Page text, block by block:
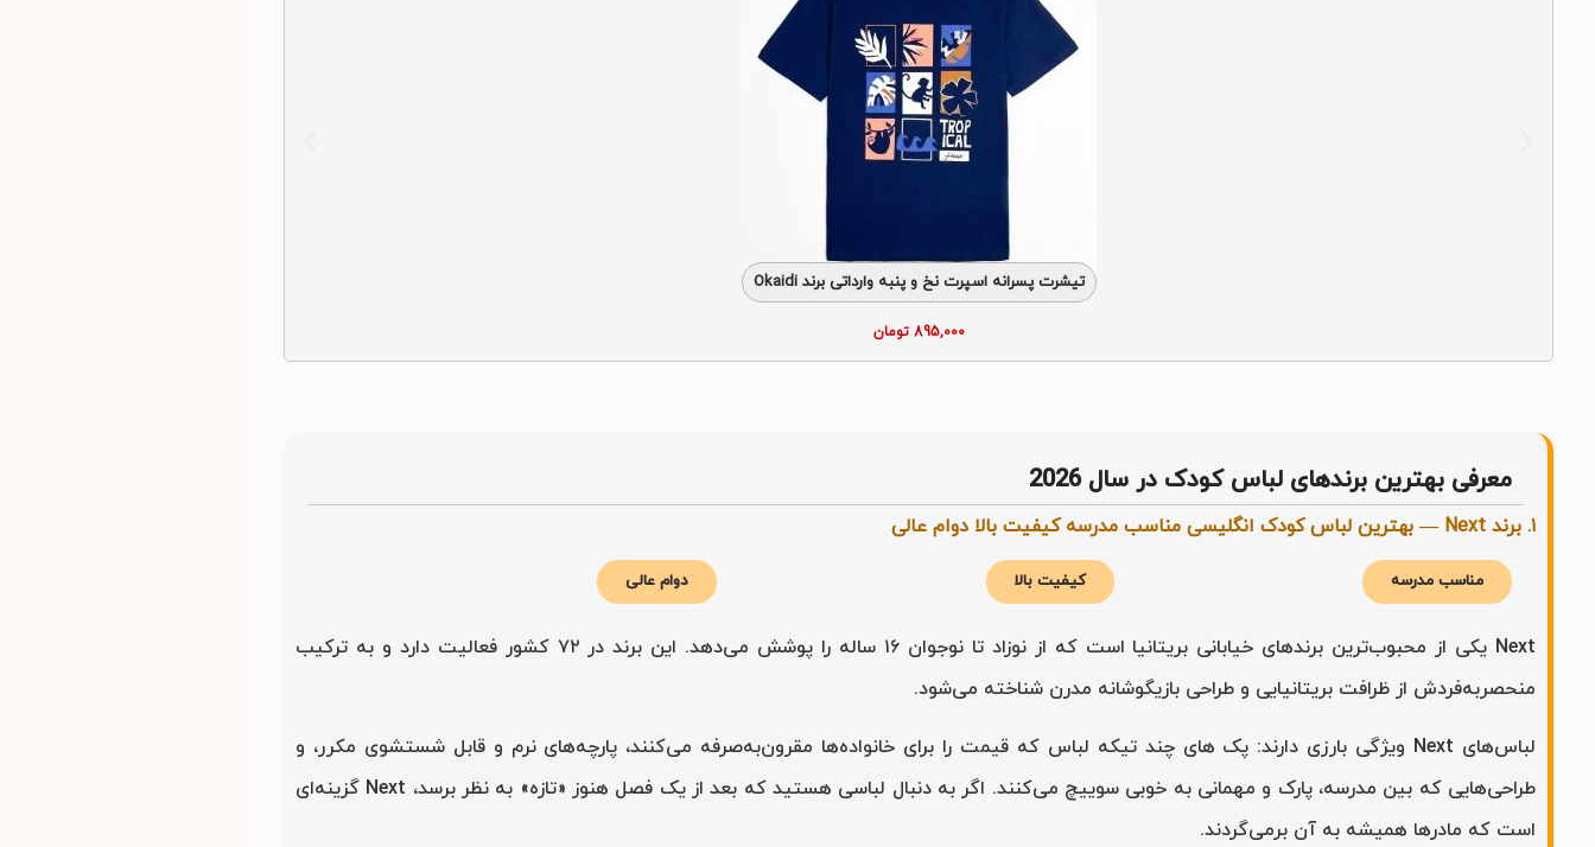
تیشرت پسرانه اسپرت نخ و پنبه وارداتی برند Okaidi
895,000 تومان
معرفی بهترین برندهای لباس کودک در سال 2026
۱. برند Next — بهترین لباس کودک انگلیسی مناسب مدرسه کیفیت بالا دوام عالی
مناسب مدرسه کیفیت بالا دوام عالی
Next یکی از محبوب‌ترین برندهای خیابانی بریتانیا است که از نوزاد تا نوجوان ۱۶ ساله را پوشش می‌دهد. این برند در ۷۲ کشور فعالیت دارد و به ترکیب
منحصربه‌فردش از ظرافت بریتانیایی و طراحی بازیگوشانه مدرن شناخته می‌شود.
لباس‌های Next ویژگی بارزی دارند: پک های چند تیکه لباس که قیمت را برای خانواده‌ها مقرون‌به‌صرفه می‌کنند، پارچه‌های نرم و قابل شستشوی مکرر، و
طراحی‌هایی که بین مدرسه، پارک و مهمانی به خوبی سوییچ می‌کنند. اگر به دنبال لباسی هستید که بعد از یک فصل هنوز «تازه» به نظر برسد، Next گزینه‌ای
است که مادرها همیشه به آن برمی‌گردند.